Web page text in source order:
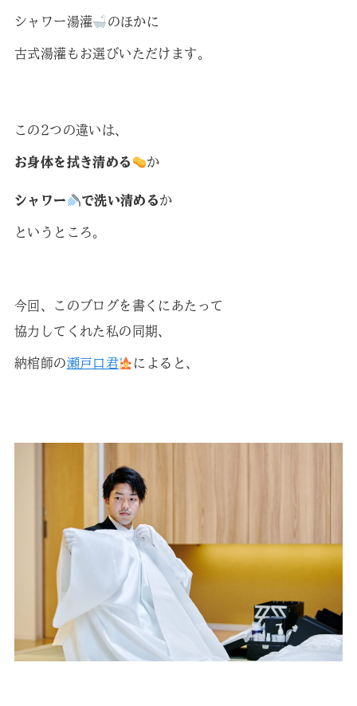
シャワー湯灌 のほかに
古式湯灌もお選びいただけます。
この2つの違いは、
お身体を拭き清める か
シャワー で洗い清めるか
というところ。
今回、このブログを書くにあたって
協力してくれた私の同期、
納棺師の瀬戸口君 によると、